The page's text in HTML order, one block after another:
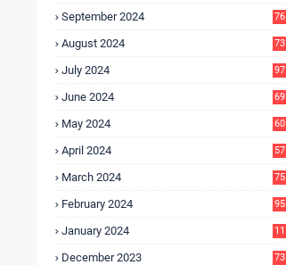
September 2024 76
August 2024 73
July 2024 97
June 2024 69
May 2024 60
April 2024 57
March 2024 75
February 2024 95
January 2024
11
December 2023 73